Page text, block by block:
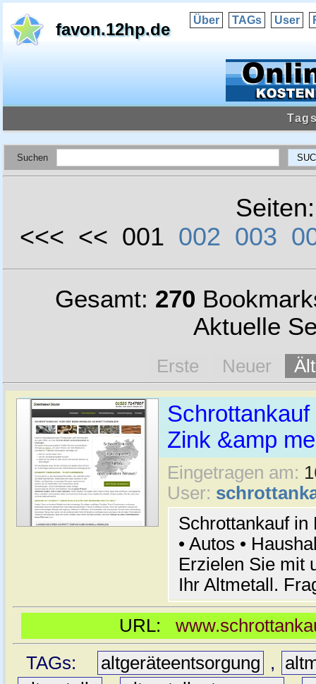
favon.12hp.de Über TAGs User
Suchen
<<< << 001 002 003
Gesamt: 270
Aktuelle
Erste Neuer
Schrottankauf
Zink &amp
Eingetragen am:
User:
Schrottankauf in
• Autos •
Erzielen Sie mit
Ihr Altmetall.
URL:
TAGs:
altgeräteentsorgung ,